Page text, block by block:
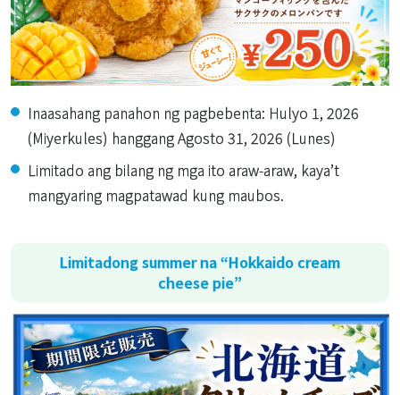
Inaasahang panahon ng pagbebenta: Hulyo 1, 2026
(Miyerkules) hanggang Agosto 31, 2026 (Lunes)
Limitado ang bilang ng mga ito araw-araw, kaya’t
mangyaring magpatawad kung maubos.
Limitadong summer na “Hokkaido cream
cheese pie”